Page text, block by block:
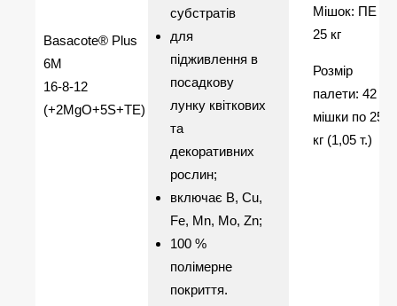
Basacote® Plus
6M
16-8-12
(+2MgO+5S+TE)
субстратів
для
підживлення в
посадкову
лунку квіткових
та
декоративних
рослин;
включає В, Сu,
Fe, Mn, Mo, Zn;
100 %
полімерне
покриття.
Мішок: ПЕ
25 кг
Розмір
палети: 42
мішки по 25
кг (1,05 т.)